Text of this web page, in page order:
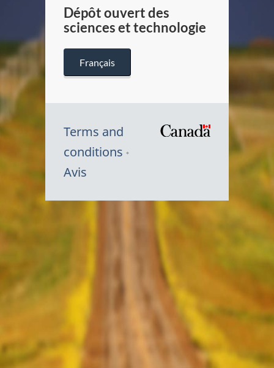
Dépôt ouvert des
sciences et technologie
Français
Terms and
conditions
Avis
Symbole
Canada